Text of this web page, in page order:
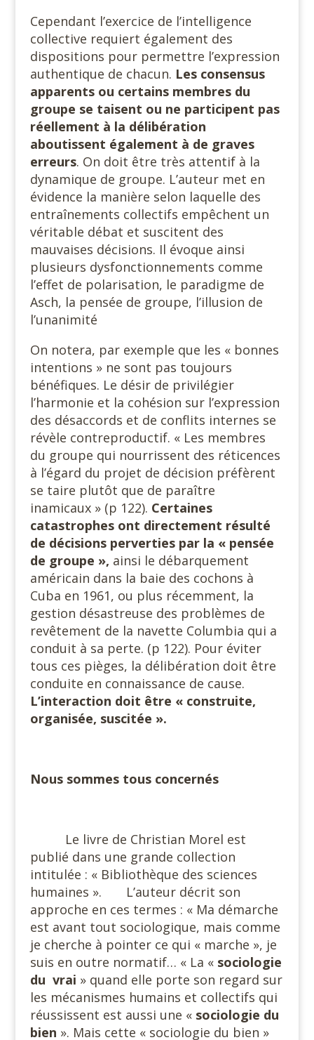
Cependant l’exercice de l’intelligence
collective requiert également des
dispositions pour permettre l’expression
authentique de chacun. Les consensus
apparents ou certains membres du
groupe se taisent ou ne participent pas
réellement à la délibération
aboutissent également à de graves
erreurs. On doit être très attentif à la
dynamique de groupe. L’auteur met en
évidence la manière selon laquelle des
entraînements collectifs empêchent un
véritable débat et suscitent des
mauvaises décisions. Il évoque ainsi
plusieurs dysfonctionnements comme
l’effet de polarisation, le paradigme de
Asch, la pensée de groupe, l’illusion de
l’unanimité
On notera, par exemple que les « bonnes
intentions » ne sont pas toujours
bénéfiques. Le désir de privilégier
l’harmonie et la cohésion sur l’expression
des désaccords et de conflits internes se
révèle contreproductif. « Les membres
du groupe qui nourrissent des réticences
à l’égard du projet de décision préfèrent
se taire plutôt que de paraître
inamicaux » (p 122). Certaines
catastrophes ont directement résulté
de décisions perverties par la « pensée
de groupe », ainsi le débarquement
américain dans la baie des cochons à
Cuba en 1961, ou plus récemment, la
gestion désastreuse des problèmes de
revêtement de la navette Columbia qui a
conduit à sa perte. (p 122). Pour éviter
tous ces pièges, la délibération doit être
conduite en connaissance de cause.
L’interaction doit être « construite,
organisée, suscitée ».
Nous sommes tous concernés
Le livre de Christian Morel est
publié dans une grande collection
intitulée : « Bibliothèque des sciences
humaines ». L’auteur décrit son
approche en ces termes : « Ma démarche
est avant tout sociologique, mais comme
je cherche à pointer ce qui « marche », je
suis en outre normatif… « La « sociologie
du vrai » quand elle porte son regard sur
les mécanismes humains et collectifs qui
réussissent est aussi une « sociologie du
bien ». Mais cette « sociologie du bien »